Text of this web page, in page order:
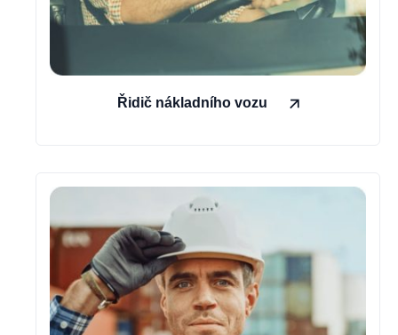
Řidič nákladního vozu